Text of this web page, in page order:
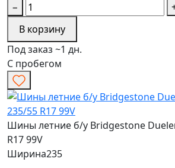
−
В корзину
Под заказ ~1 дн.
С пробегом
Шины летние б/у Bridgestone
R17 99V
Ширина235